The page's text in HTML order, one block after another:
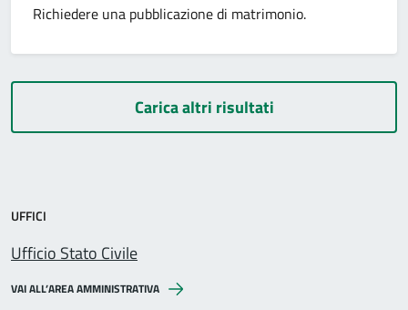
Richiedere una pubblicazione di matrimonio.
Carica altri risultati
UFFICI
Ufficio Stato Civile
VAI ALL’AREA AMMINISTRATIVA